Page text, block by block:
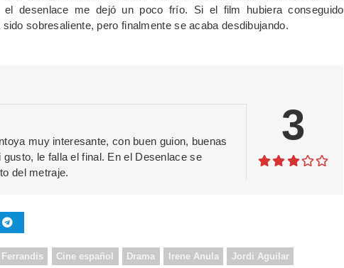
desenlace me dejó un poco frío. Si el film hubiera conseguido
sobresaliente, pero finalmente se acaba desdibujando.
muy interesante, con buen guion, buenas
le falla el final. En el Desenlace se
del metraje.
3
Cine español Drama Irene Anula Jordi Aguilar